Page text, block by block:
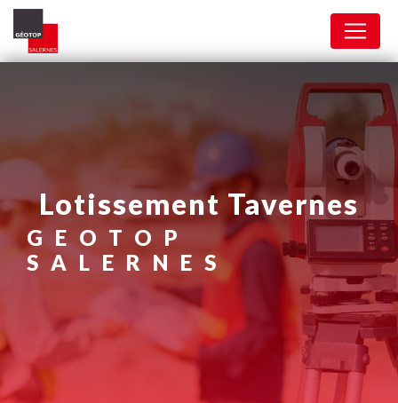
lotissement Tavernes
GEOTOP
SALERNES
Panneau de gestion des cookies